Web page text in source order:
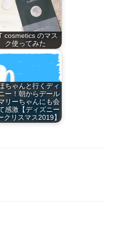
cosmetics のマス
ク使ってみた
ちゃんと行くディ
ー！朝からデール
リーちゃんにも会
感激【ディズニー
クリスマス2019】